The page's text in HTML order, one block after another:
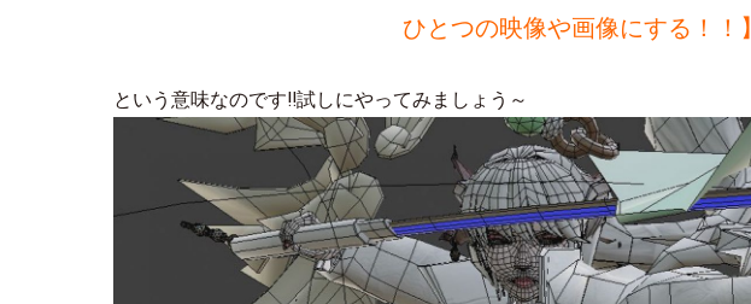
ひとつの映像や画像にする！！】
という意味なのです‼試しにやってみましょう～